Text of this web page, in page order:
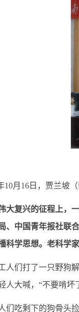
10月16日，贾兰坡
大复兴的征程上，
、中国青年报社联
科学思想。老科学
们打了一只野狗解
人大喊，“不要啃坏
吃剩下的狗骨头捡